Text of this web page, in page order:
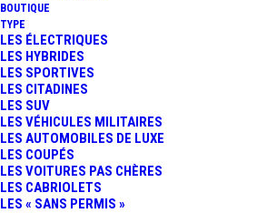
BOUTIQUE
TYPE
LES ÉLECTRIQUES
LES HYBRIDES
LES SPORTIVES
LES CITADINES
LES SUV
LES VÉHICULES MILITAIRES
LES AUTOMOBILES DE LUXE
LES COUPÉS
LES VOITURES PAS CHÈRES
LES CABRIOLETS
LES « SANS PERMIS »
Informations
Catégorie
Marque
Commune